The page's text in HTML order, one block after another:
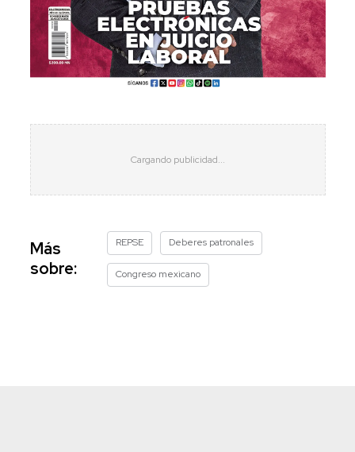
Más
sobre:
REPSE Deberes patronales
Congreso mexicano